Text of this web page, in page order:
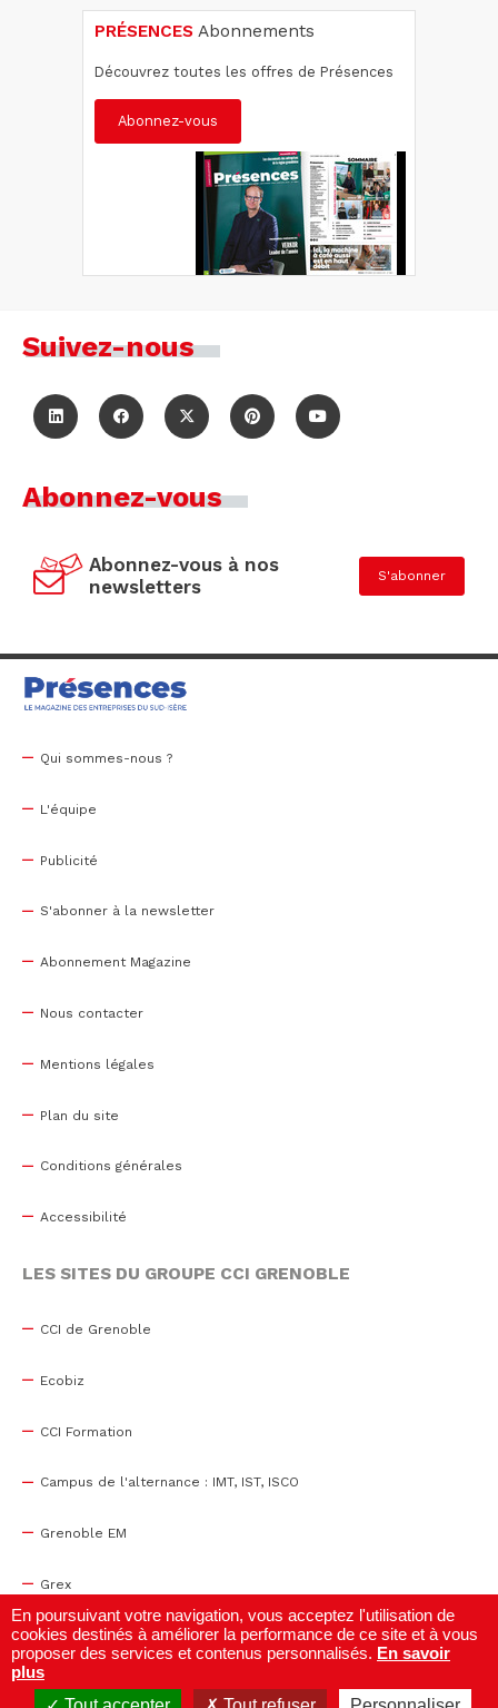
PRÉSENCES Abonnements
Découvrez toutes les offres de Présences
Abonnez-vous
Suivez-nous
Abonnez-vous
Abonnez-vous à nos
newsletters
S'abonner
Qui sommes-nous ?
L'équipe
Publicité
S'abonner à la newsletter
Abonnement Magazine
Nous contacter
Mentions légales
Plan du site
Conditions générales
Accessibilité
LES SITES DU GROUPE CCI GRENOBLE
CCI de Grenoble
Ecobiz
CCI Formation
Campus de l'alternance : IMT, IST, ISCO
Grenoble EM
Grex
WTC Grenoble
Centre de congrès
En poursuivant votre navigation, vous acceptez l'utilisation de
cookies destinés à améliorer la performance de ce site et à vous
proposer des services et contenus personnalisés. En savoir
plus